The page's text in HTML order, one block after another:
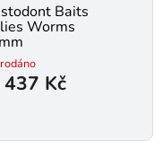
Baits
Worms
437 Kč